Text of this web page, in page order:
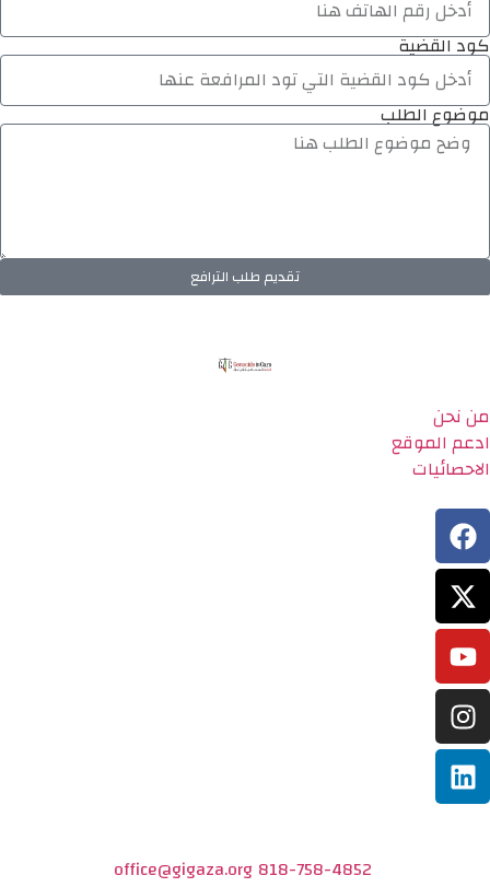
كود القضية
موضوع الطلب
تقديم طلب الترافع
من نحن
ادعم الموقع
الاحصائيات
818-758-4852
office@gigaza.org